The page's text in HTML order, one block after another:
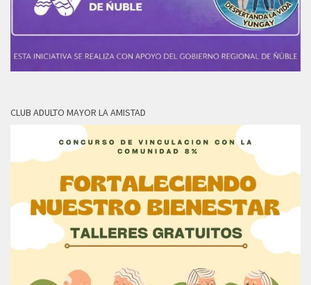
CLUB ADULTO MAYOR LA AMISTAD